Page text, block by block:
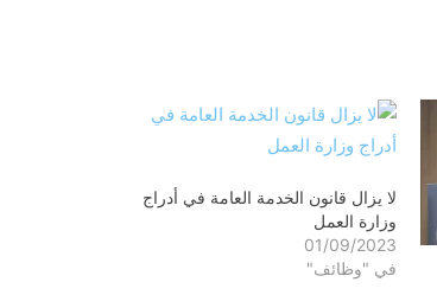
لا يزال قانون الخدمة العامة في أدراج
وزارة العمل
01/09/2023
في "وظائف"